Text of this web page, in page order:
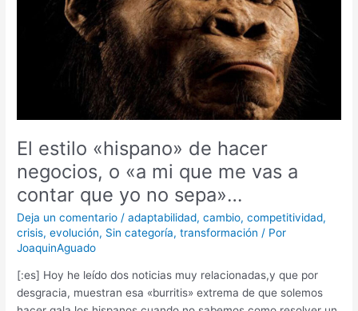
El estilo «hispano» de hacer
negocios, o «a mi que me vas a
contar que yo no sepa»…
Deja un comentario /adaptabilidad,cambio,competitividad,
crisis,evolución, Sin categoría,transformación / Por
JoaquinAguado
[:es] Hoy he leído dos noticias muy relacionadas,y que por
desgracia, muestran esa «burritis» extrema de que solemos
negocios,
vas
a
contar
que
yo
no
sepa»…